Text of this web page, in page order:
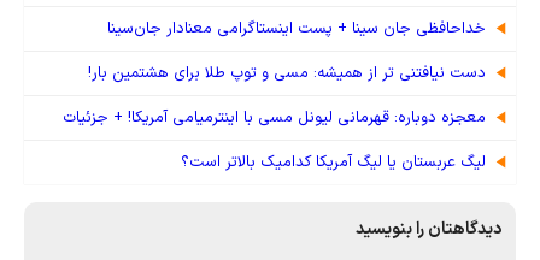
خداحافظی جان سینا + پست اینستاگرامی معنادار جان‌سینا
دست نیافتنی تر از همیشه: مسی و توپ طلا برای هشتمین بار!
معجزه دوباره: قهرمانی لیونل مسی با اینترمیامی آمریکا! + جزئیات
لیگ عربستان یا لیگ آمریکا کدامیک بالاتر است؟
دیدگاهتان را بنویسید